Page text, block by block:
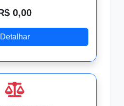
0,00
Detalhar